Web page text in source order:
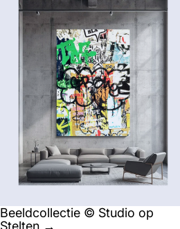
Beeldcollectie © Studio op
Stelten →